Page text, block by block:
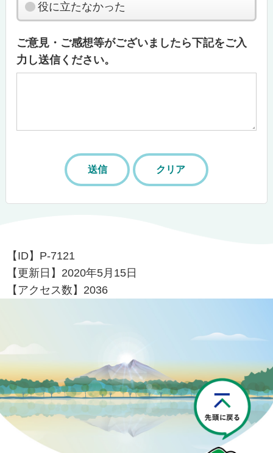
役に立たなかった
ご意見・ご感想等がございましたら下記をご入
力し送信ください。
【ID】 P-7121
【更新日】 2020年5月15日
【アクセス数】 2036